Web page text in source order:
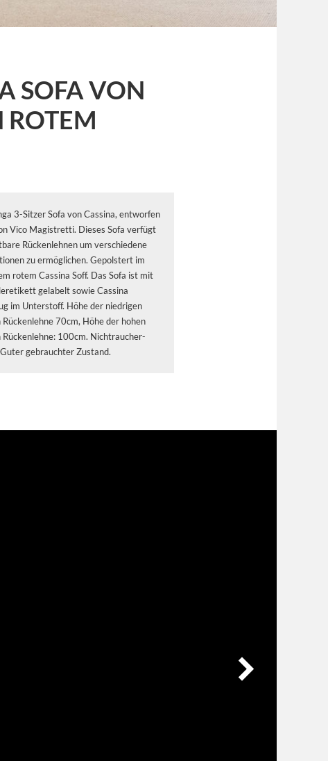
SOFA VON
ROTEM
3-Sitzer Sofa von Cassina, entworfen
Vico Magistretti. Dieses Sofa verfügt
Rückenlehnen um verschiedene
zu ermöglichen. Gepolstert im
rotem Cassina Soff. Das Sofa ist mit
gelabelt sowie Cassina
im Unterstoff. Höhe der niedrigen
Rückenlehne 70cm, Höhe der hohen
Rückenlehne: 100cm. Nichtraucher-
gebrauchter Zustand.